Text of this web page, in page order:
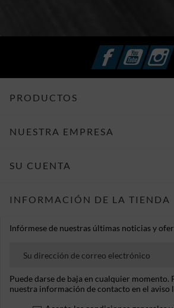
Facebook
PRODUCTOS
NUESTRA EMPRESA
SU CUENTA
INFORMACIÓN DE LA TIENDA
Infórmese de nuestras últimas noticias y
Puede darse de baja en cualquier momento.
nuestra información de contacto en el aviso